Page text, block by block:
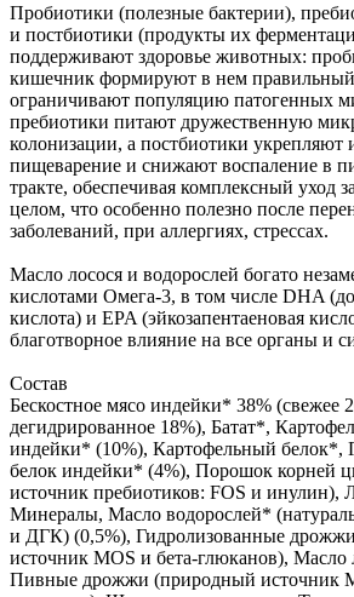
Пробиотики (полезные бактерии),
и постбиотики (продукты их
поддерживают здоровье животных:
кишечник формируют в нем
ограничивают популяцию патогенных
пребиотики питают дружественную
колонизации, а постбиотики
пищеварение и снижают воспаление в
тракте, обеспечивая комплексный уход
целом, что особенно полезно после
заболеваний, при аллергиях, стрессах.
Масло лосося и водорослей богато
кислотами Омега-3, в том числе DHA
кислота) и EPA (эйкозапентаеновая
благотворное влияние на все органы и
Состав
Бескостное мясо индейки* 38% (свежее
дегидрированное 18%), Батат*,
индейки* (10%), Картофельный белок*,
белок индейки* (4%), Порошок корней
источник пребиотиков: FOS и инулин),
Минералы, Масло водорослей*
и ДГК) (0,5%), Гидролизованные
источник MOS и бета-глюканов), Масло
Пивные дрожжи (природный источник